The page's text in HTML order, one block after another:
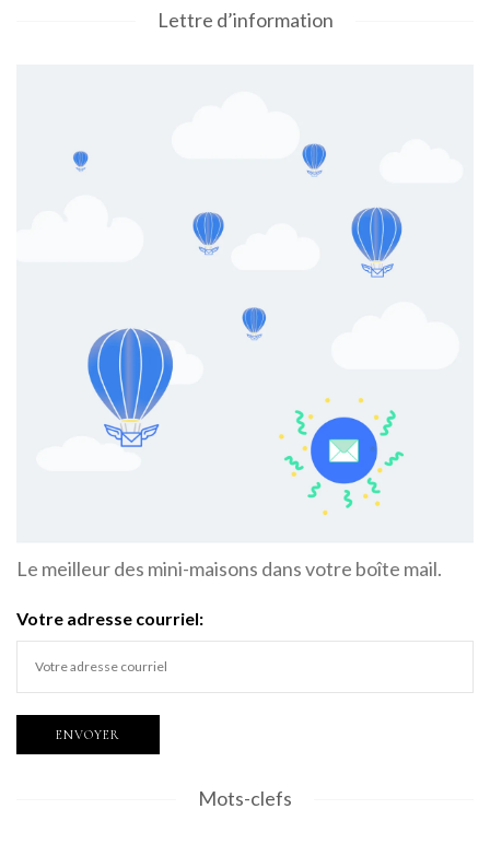
Lettre d’information
Le meilleur des mini-maisons dans votre boîte mail.
Votre adresse courriel:
Mots-clefs